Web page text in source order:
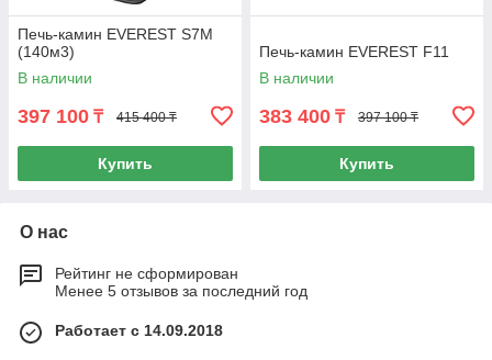
Печь-камин EVEREST S7М
(140м3)
В наличии
397 100 ₸ 415 400 ₸
Купить
Печь-камин EVEREST F11
В наличии
383 400 ₸ 397 100 ₸
Купить
О нас
Рейтинг не сформирован
Менее 5 отзывов за последний год
Работает с 14.09.2018